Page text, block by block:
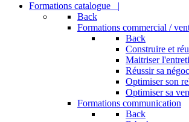
Formations catalogue |
Back
Formations commercial /
Back
Construire et
Maitriser
Réussir sa
Optimiser son
Optimiser sa
Formations communication
Back